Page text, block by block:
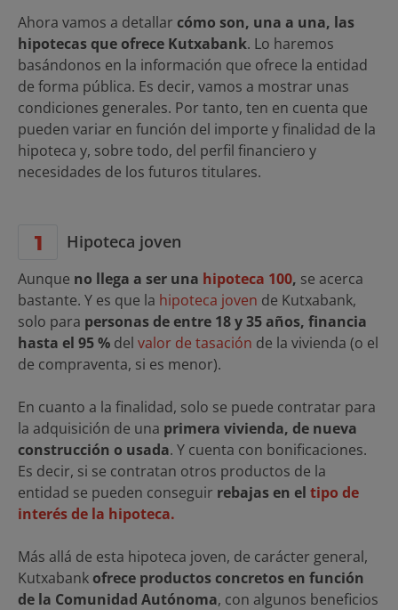
Ahora vamos a detallar cómo son, una a una, las
hipotecas que ofrece Kutxabank. Lo haremos
basándonos en la información que ofrece la entidad
de forma pública. Es decir, vamos a mostrar unas
condiciones generales. Por tanto, ten en cuenta que
pueden variar en función del importe y finalidad de la
hipoteca y, sobre todo, del perfil financiero y
necesidades de los futuros titulares.
Hipoteca joven
Aunque no llega a ser una hipoteca 100, se acerca
bastante. Y es que la hipoteca joven de Kutxabank,
solo para personas de entre 18 y 35 años, financia
hasta el 95 % del valor de tasación de la vivienda (o el
de compraventa, si es menor).
En cuanto a la finalidad, solo se puede contratar para
la adquisición de una primera vivienda, de nueva
construcción o usada. Y cuenta con bonificaciones.
Es decir, si se contratan otros productos de la
entidad se pueden conseguir rebajas en el tipo de
interés de la hipoteca.
Más allá de esta hipoteca joven, de carácter general,
Kutxabankofrece productos concretos en función
de la Comunidad Autónoma, con algunos beneficios